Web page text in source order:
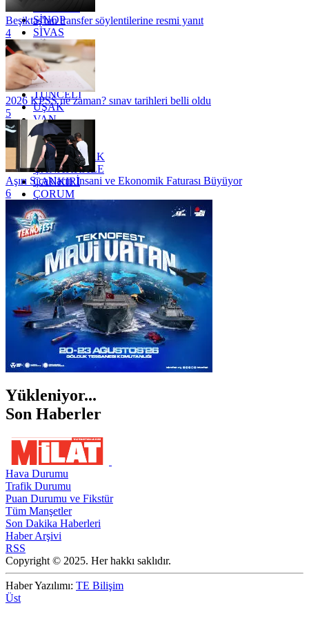
SİNOP
SİVAS
SİİRT
TEKİRDAĞ
TOKAT
TRABZON
TUNCELİ
UŞAK
VAN
YALOVA
YOZGAT
ZONGULDAK
ÇANAKKALE
ÇANKIRI
ÇORUM
İSTANBUL
İZMİR
ŞANLIURFA
ŞIRNAK
Beşiktaş'tan transfer söylentilerine resmi yanıt
4
2026 KPSS ne zaman? sınav tarihleri belli oldu
5
Aşırı Sıcakların İnsani ve Ekonomik Faturası Büyüyor
6
Yükleniyor...
Son Haberler
Hava Durumu
Trafik Durumu
Puan Durumu ve Fikstür
Tüm Manşetler
Son Dakika Haberleri
Haber Arşivi
RSS
Copyright © 2025. Her hakkı saklıdır.
Haber Yazılımı: TE Bilişim
Üst